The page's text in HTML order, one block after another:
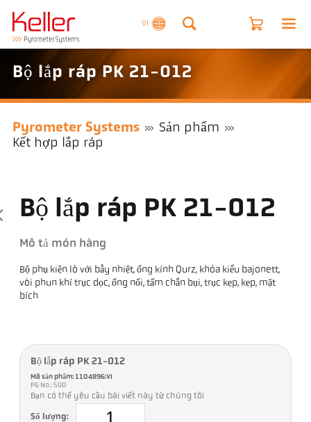
VI
Bộ lắp ráp PK 21-012
Pyrometer Systems
Sản phẩm
Kết hợp lắp ráp
Bộ lắp ráp PK 21-012
Mô tả món hàng
Bộ phụ kiện lò với bẫy nhiệt, ống kính Qurz, khóa kiểu bajonett,
vòi phun khí trục dọc, ống nối, tấm chắn bụi, trục kẹp, kẹp, mặt
bích
Bộ lắp ráp PK 21-012
Mã sản phẩm: 1104896:VI
PG No.: 500
Bạn có thể yêu cầu bài viết này từ chúng tôi
Số lượng: